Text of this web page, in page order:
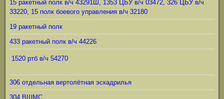
15 ракетный полк в/ч 43291Ш, 1353 ЦБУ в/ч 03472, 326 ЦБУ в/ч
33220, 15 полк боевого управления в/ч 32180
19 ракетный полк
433 ракетный полк в/ч 44226
1520 ртб в/ч 54270
306 отдельная вертолётная эскадрилья
304 ВШМС